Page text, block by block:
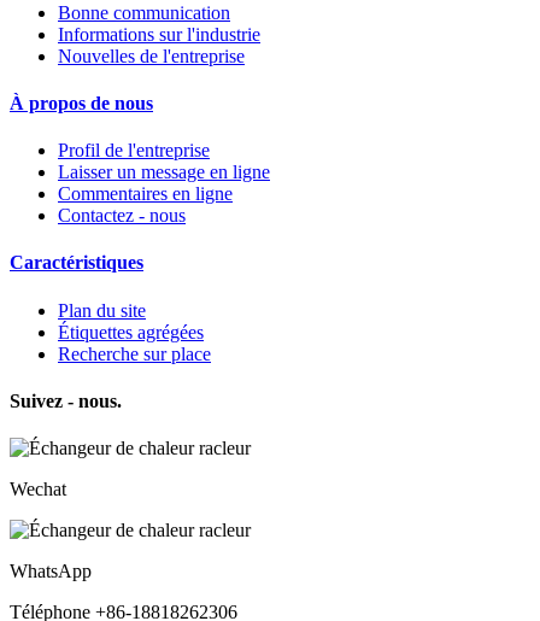
Bonne communication
Informations sur l'industrie
Nouvelles de l'entreprise
À propos de nous
Profil de l'entreprise
Laisser un message en ligne
Commentaires en ligne
Contactez - nous
Caractéristiques
Plan du site
Étiquettes agrégées
Recherche sur place
Suivez - nous.
Wechat
WhatsApp
Téléphone +86-18818262306